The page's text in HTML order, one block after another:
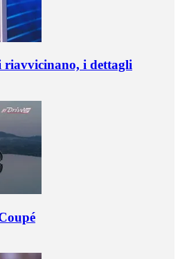
i dettagli